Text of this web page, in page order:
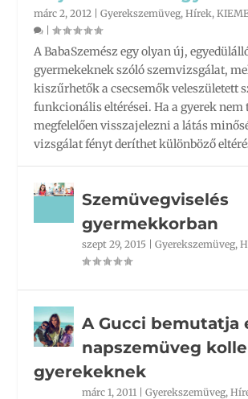
márc 2, 2012 |Gyerekszemüveg,Hírek,
|
A BabaSzemész egy olyan új,
gyermekeknek szóló szemvizsgálat,
kiszűrhetők a csecsemők veleszületett
funkcionális eltérései. Ha a gyerek nem
megfelelően visszajelezni a látás
vizsgálat fényt deríthet különböző
Szemüvegviselés
gyermekkorban
szept 29, 2015 |Gyerekszemüveg,
A Gucci bemutatja
napszemüveg
gyerekeknek
márc 1, 2011 |Gyerekszemüveg,